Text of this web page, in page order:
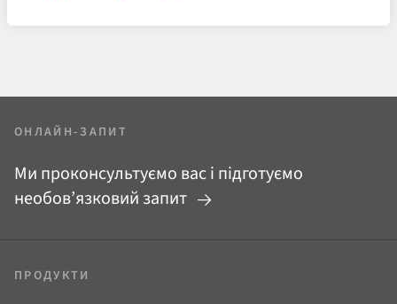
ОНЛАЙН-ЗАПИТ
Ми проконсультуємо вас і підготуємо
необов’язковий запит
ПРОДУКТИ